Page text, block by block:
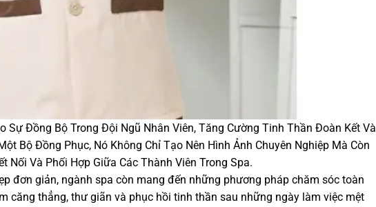
Sự Đồng Bộ Trong Đội Ngũ Nhân Viên, Tăng Cường Tinh Thần Đoàn Kết Và
Bộ Đồng Phục, Nó Không Chỉ Tạo Nên Hình Ảnh Chuyên Nghiệp Mà Còn
Nối Và Phối Hợp Giữa Các Thành Viên Trong Spa.
đơn giản, ngành spa còn mang đến những phương pháp chăm sóc toàn
căng thẳng, thư giãn và phục hồi tinh thần sau những ngày làm việc mệt